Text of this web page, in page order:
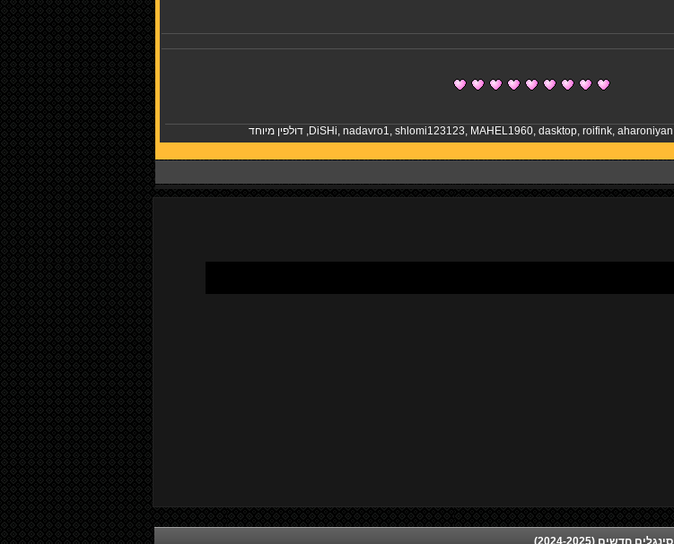
DiSHi, nadavro1, shlomi123123, MAHEL1960, dasktop, roifink, aharoniyan
, דולפין מיוחד
סינגלים חדשים (2024-2025)